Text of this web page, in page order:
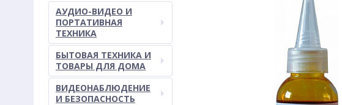
АУДИО-ВИДЕО И
ПОРТАТИВНАЯ
ТЕХНИКА
БЫТОВАЯ ТЕХНИКА И
ТОВАРЫ ДЛЯ ДОМА
ВИДЕОНАБЛЮДЕНИЕ
И БЕЗОПАСНОСТЬ